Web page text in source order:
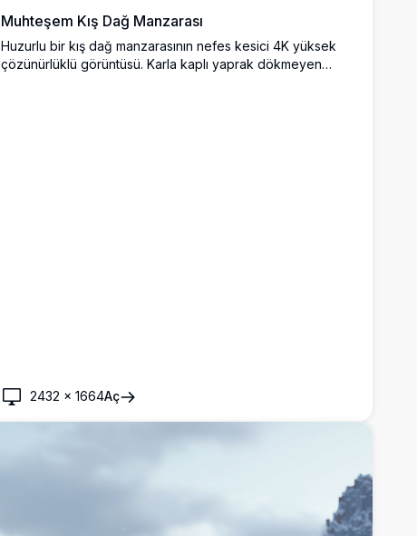
Muhteşem Kış Dağ Manzarası
Huzurlu bir kış dağ manzarasının nefes kesici 4K yüksek
çözünürlüklü görüntüsü. Karla kaplı yaprak dökmeyen
2432 × 1664Aç